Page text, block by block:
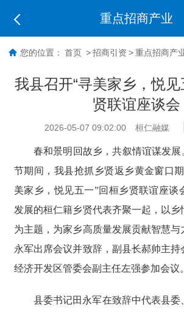
重点招商产业
您的位置： 首页 > 招商引资 > 重点招商产
我县召开“寻美家乡，悦见
贤联谊座谈会
2026-05-07 09:02:00 桓仁融媒
春和景明回故乡，共叙情谊谋发展
节期间，我县抢抓乡贤返乡黄金窗口
美家乡，悦见五一”回桓乡贤联谊座谈
发展的桓仁籍乡贤代表齐聚一起，以乡
为主题，为家乡高质量发展贡献智慧与
永军出席会议并致辞，副县长郝帅主持
经济开发区管委会副主任左强参加会议。
县委书记田永军在致辞中代表县委